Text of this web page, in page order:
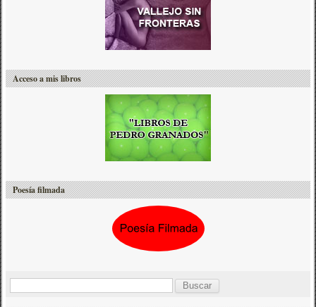
Acceso a mis libros
Poesía filmada